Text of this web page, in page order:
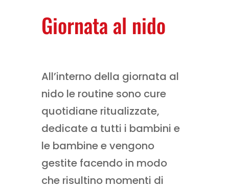
Giornata al nido
All’interno della giornata al
nido le routine sono cure
quotidiane ritualizzate,
dedicate a tutti i bambini e
le bambine e vengono
gestite facendo in modo
che risultino momenti di